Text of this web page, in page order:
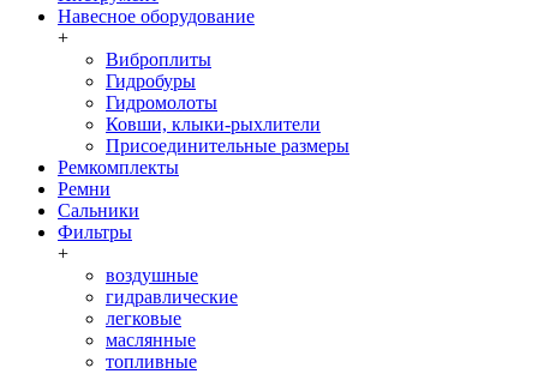
Навесное оборудование
+
Виброплиты
Гидробуры
Гидромолоты
Ковши, клыки-рыхлители
Присоединительные размеры
Ремкомплекты
Ремни
Сальники
Фильтры
+
воздушные
гидравлические
легковые
маслянные
топливные